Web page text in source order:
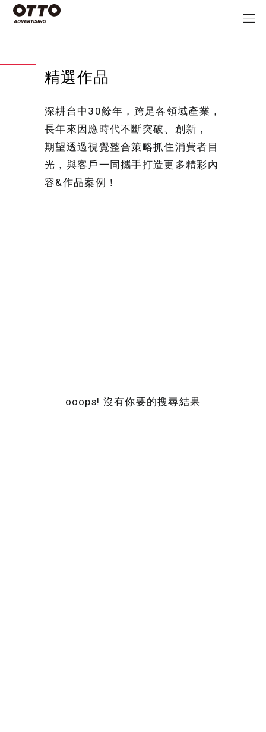
精選作品
深耕台中30餘年，跨足各領域產業，
長年來因應時代不斷突破、創新，
期望透過視覺整合策略抓住消費者目
光，與客戶一同攜手打造更多精彩內
容&作品案例！
ooops! 沒有你要的搜尋結果